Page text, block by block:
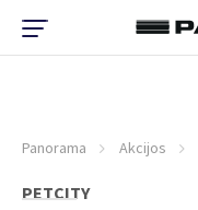
Panorama Akcijos
PETCITY